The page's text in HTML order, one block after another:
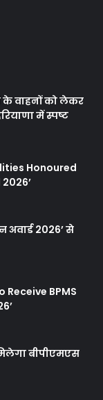
के वाहनों को लेकर
में स्पष्ट
Honoured
अवार्ड 2026’ से
Receive BPMS
बीपीएमएस